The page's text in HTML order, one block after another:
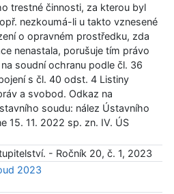
trestné činnosti, za kterou byl
nezkoumá-li u takto vznesené
o opravném prostředku, zda
nenastala, porušuje tím právo
soudní ochranu podle čl. 36
s čl. 40 odst. 4 Listiny
a svobod. Odkaz na
soudu: nález Ústavního
15. 11. 2022 sp. zn. IV. ÚS
- Ročník 20, č. 1, 2023
2023